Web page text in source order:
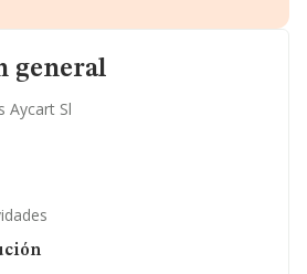
general
Aycart Sl
y registral complementaria.